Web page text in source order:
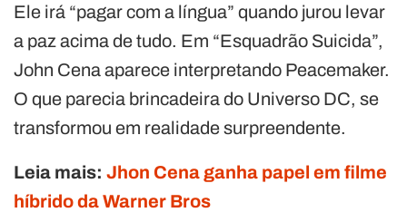
Ele irá “pagar com a língua” quando jurou levar
a paz acima de tudo. Em “Esquadrão Suicida”,
John Cena aparece interpretando Peacemaker.
O que parecia brincadeira do Universo DC, se
transformou em realidade surpreendente.
Leia mais: Jhon Cena ganha papel em filme
híbrido da Warner Bros